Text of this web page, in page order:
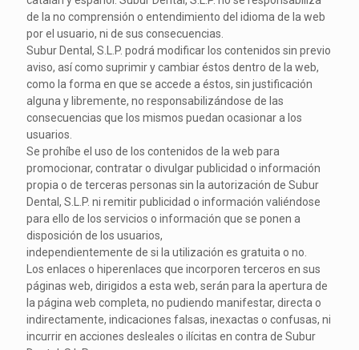
de la no comprensión o entendimiento del idioma de la web
por el usuario, ni de sus consecuencias.
Subur Dental, S.L.P. podrá modificar los contenidos sin previo
aviso, así como suprimir y cambiar éstos dentro de la web,
como la forma en que se accede a éstos, sin justificación
alguna y libremente, no responsabilizándose de las
consecuencias que los mismos puedan ocasionar a los
usuarios.
Se prohíbe el uso de los contenidos de la web para
promocionar, contratar o divulgar publicidad o información
propia o de terceras personas sin la autorización de Subur
Dental, S.L.P. ni remitir publicidad o información valiéndose
para ello de los servicios o información que se ponen a
disposición de los usuarios,
independientemente de si la utilización es gratuita o no.
Los enlaces o hiperenlaces que incorporen terceros en sus
páginas web, dirigidos a esta web, serán para la apertura de
la página web completa, no pudiendo manifestar, directa o
indirectamente, indicaciones falsas, inexactas o confusas, ni
incurrir en acciones desleales o ilícitas en contra de Subur